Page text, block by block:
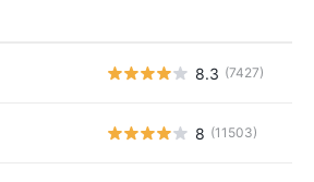
8.3 (7427)
8 (11503)